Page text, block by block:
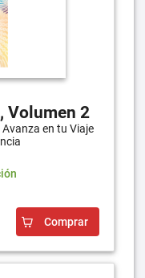
Volumen 2
en tu Viaje
Comprar